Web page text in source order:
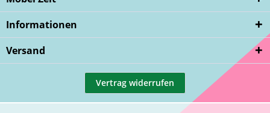
Informationen
Versand
Vertrag widerrufen